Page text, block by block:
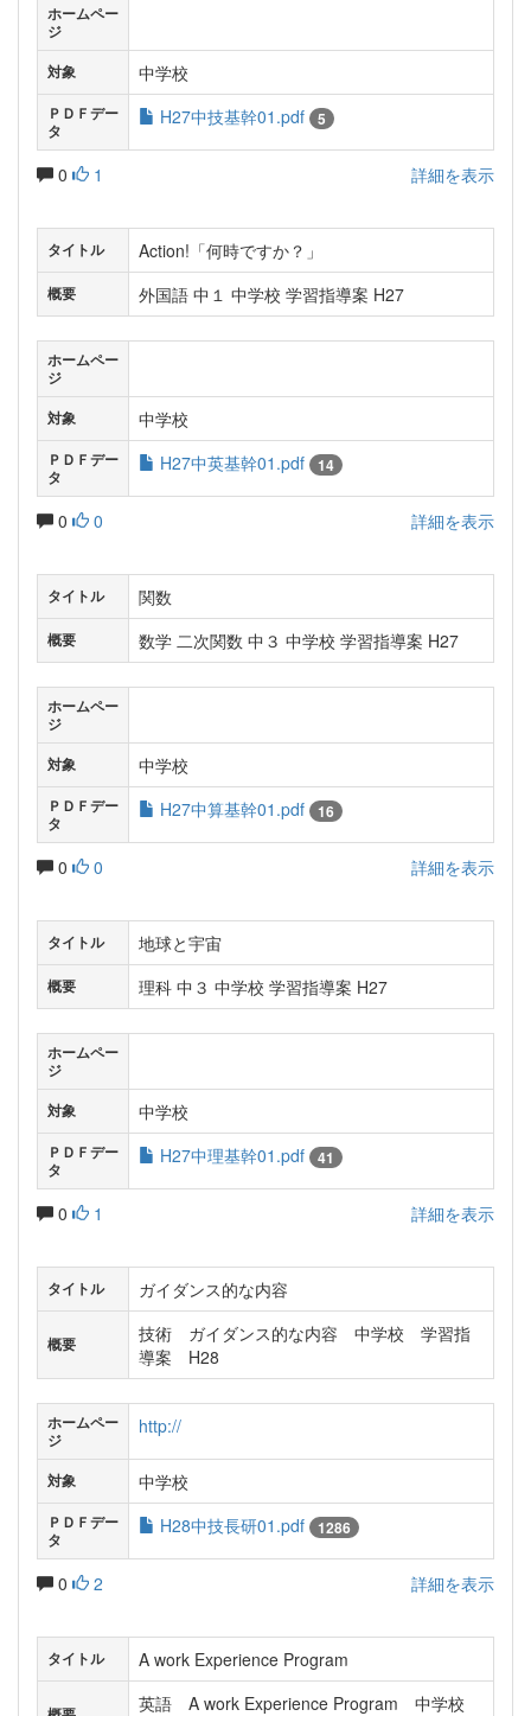
ホームペー
ジ
対象
中学校
ＰＤＦデー
タ
H27中技基幹01.pdf 5
0 1 詳細を表示
タイトル Action!「何時ですか？」
概要 外国語 中１ 中学校 学習指導案 H27
ホームペー
ジ
対象
中学校
ＰＤＦデー
タ
H27中英基幹01.pdf 14
0 0 詳細を表示
タイトル 関数
概要 数学 二次関数 中３ 中学校 学習指導案 H27
ホームペー
ジ
対象
中学校
ＰＤＦデー
タ
H27中算基幹01.pdf 16
0 0 詳細を表示
タイトル 地球と宇宙
概要 理科 中３ 中学校 学習指導案 H27
ホームペー
ジ
対象
中学校
ＰＤＦデー
タ
H27中理基幹01.pdf 41
0 1 詳細を表示
タイトル ガイダンス的な内容
概要
技術 ガイダンス的な内容 中学校 学習指
導案 H28
ホームペー
ジ
http://
対象 中学校
ＰＤＦデー
タ
H28中技長研01.pdf 1286
0 2 詳細を表示
タイトル A work Experience Program
英語 A work Experience Program 中学校